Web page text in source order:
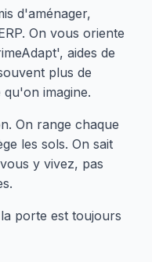
d'aménager,
On vous oriente
aides de
plus de
imagine.
On range chaque
les sols. On sait
y vivez, pas
porte est toujours